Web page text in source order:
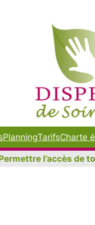
PlanningTarifsCharte
l’accès de